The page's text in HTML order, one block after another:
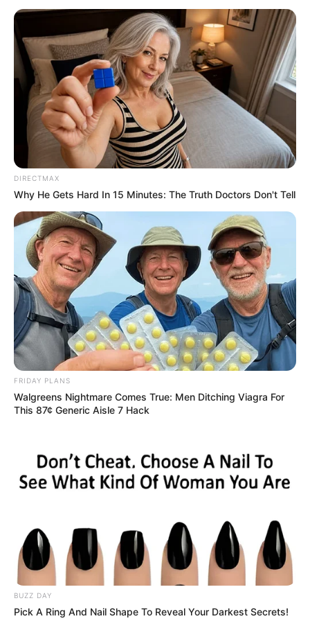
Wasserburg handelt es sich in Wirklichkeit
um ein Schloss, das von einem blühenden
Park umgeben ist. In der Burg befindet sich das Droste-
Museum, in dem anhand originaler
Einrichtungsgegenstände an die Dichterin Annette von
Droste-Hülshoff erinnert wird.
Kunstmuseum Pablo Picasso in Münster
Im ehemaligen Druffelschen Hof, einem
Wechsel verschiedene Werke von Pablo
Picasso präsentiert, aber auch von Zeitgenossen und
Freunden des Künstlers.
Mühlenhof-Freilichtmuseum Münster
Rund um eine wieder errichtete
Bockwindmühle aus dem Emsland wurde
ein Freilichtmuseum mit 30 historischen
Bauernhäusern und ländlichen Arbeitsstätten errichtet, in
denen das Leben unserer Vorfahren anschaulich
dargestellt wird.
Burg Bentheim
Burganlagen Norddeutschlands. Die weit
sichtbare Befestigung wurde um 1050 erstmals erwähnt
und ist sehr gut erhalten. Außerdem wurde im 19. und 20.
Schloss und Kloster Bentlage in Rheine
Als Schloss und als Kloster wird die
aus dem 16. Jahrhundert stammende
DIRECTMAX
Why He Gets Hard In 15 Minutes: The Truth Doctors Don't Tell
FRIDAY PLANS
Walgreens Nightmare Comes True: Men Ditching Viagra For
This 87¢ Generic Aisle 7 Hack
BUZZ DAY
Pick A Ring And Nail Shape To Reveal Your Darkest Secrets!